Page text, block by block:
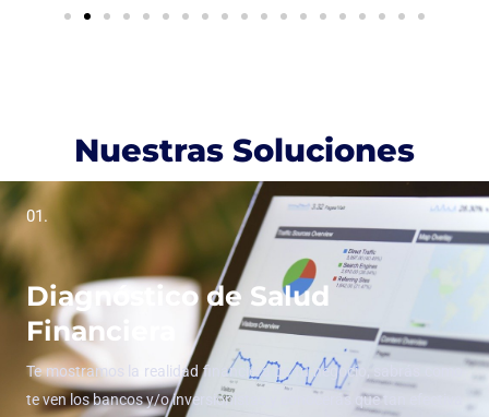
Nuestras Soluciones
01.
Diagnóstico de Salud
Financiera
Te mostramos la realidad financiera de tu negocio, sabrás como
te ven los bancos y/o inversionistas y conocerás que tan efectiva